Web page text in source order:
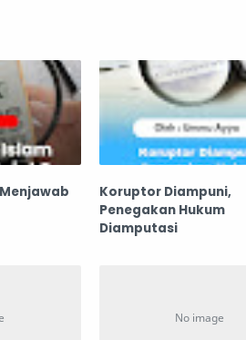
Koruptor Diampuni,
Penegakan Hukum
Diamputasi